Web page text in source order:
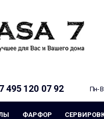
495 120 07 92 Пн-
ФАРФОР